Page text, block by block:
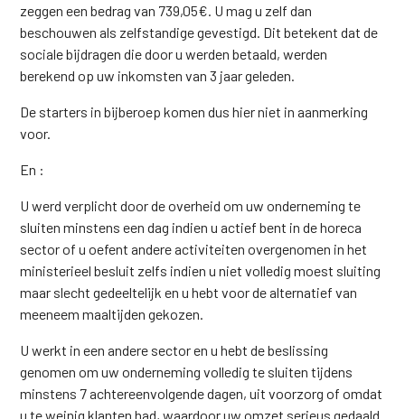
zeggen een bedrag van 739,05€. U mag u zelf dan
beschouwen als zelfstandige gevestigd. Dit betekent dat de
sociale bijdragen die door u werden betaald, werden
berekend op uw inkomsten van 3 jaar geleden.
De starters in bijberoep komen dus hier niet in aanmerking
voor.
En :
U werd verplicht door de overheid om uw onderneming te
sluiten minstens een dag indien u actief bent in de horeca
sector of u oefent andere activiteiten overgenomen in het
ministerieel besluit zelfs indien u niet volledig moest sluiting
maar slecht gedeeltelijk en u hebt voor de alternatief van
meeneem maaltijden gekozen.
U werkt in een andere sector en u hebt de beslissing
genomen om uw onderneming volledig te sluiten tijdens
minstens 7 achtereenvolgende dagen, uit voorzorg of omdat
u te weinig klanten had, waardoor uw omzet serieus gedaald